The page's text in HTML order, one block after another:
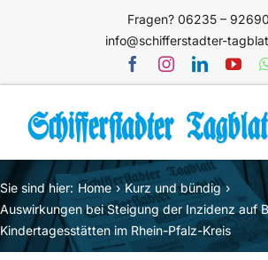
Fragen? 06235 – 92690
info@schifferstadter-
Home
Themen
Blog
Sie sind hier: Home
Kurz und bündig
Auswirkungen bei Steigung der Inzidenz auf
Kindertagesstätten im Rhein-Pfalz-Kreis